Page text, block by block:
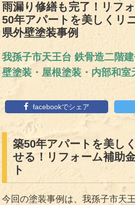
雨漏り修繕も完了！リフ
50年アパートを美しくリ
県外壁塗装事例
我孫子市天王台 鉄骨造二階
壁塗装・屋根塗装・内部和室
facebookでシェア
築50年アパートを美し
せる！リフォーム補助
ト
今回の塗装事例は、我孫子市天